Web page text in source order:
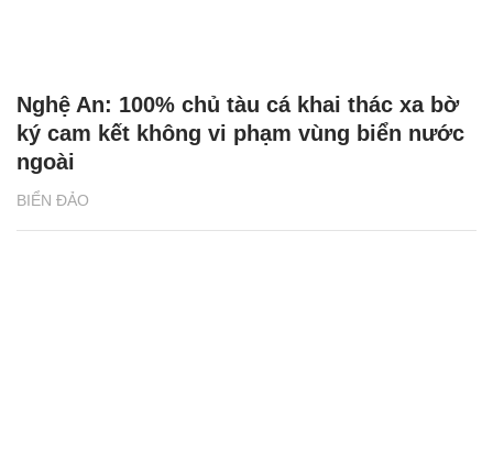
BIỂN ĐẢO
Nghệ An: 100% chủ tàu cá khai thác xa bờ
ký cam kết không vi phạm vùng biển nước
ngoài